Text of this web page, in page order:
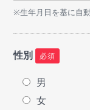
※生年月日を基に自
性別 必須
男
女